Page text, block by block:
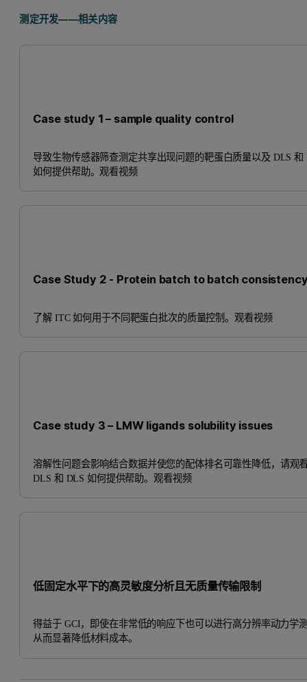
测定开发——相关内容
Case study 1 – sample quality control
导致生物传感器筛查测定共享出现问题的靶蛋白质量以及 DLS 和
如何提供帮助。观看视频
Case Study 2 - Protein batch to batch
了解 ITC 如何用于不同靶蛋白批次的质量控制。观看视频
Case study 3 – LMW ligands solubility issues
溶解性问题会影响结合数据并使您的配体排名可靠性降低，请观
DLS 和 DLS 如何提供帮助。观看视频
低固定水平下的高灵敏度分析且无质量传输限制
得益于 GCI，即使在非常低的响应下也可以进行高分辨率动力学
从而显著降低材料成本。